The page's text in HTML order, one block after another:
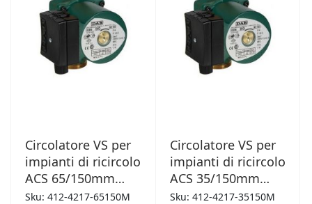
Circolatore VS per
impianti di ricircolo
ACS 65/150mm
attacco 1"1/2
Sku: 412-4217-65150M
Circolatore VS per
impianti di ricircolo
ACS 35/150mm
attacco 1"1/2
Sku: 412-4217-35150M